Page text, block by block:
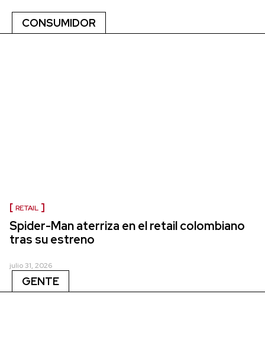
CONSUMIDOR
RETAIL
Spider-Man aterriza en el retail colombiano
tras su estreno
julio 31, 2026
GENTE